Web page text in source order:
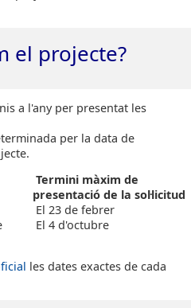
el projecte?
a l'any per presentat les
per la data de
Termini màxim de
presentació de la sol·licitud
El 23 de febrer
El 4 d'octubre
les dates exactes de cada